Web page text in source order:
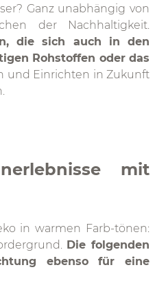
Ganz unabhängig von
der Nachhaltigkeit.
die sich auch in den
Rohstoffen oder das
und Einrichten in Zukunft
mit
in warmen Farb-tönen:
Die folgenden
ebenso für eine